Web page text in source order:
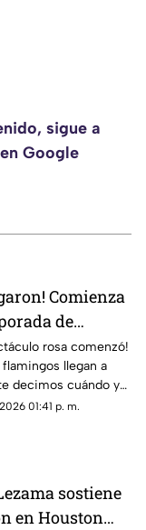
sigue a
Google
Comienza
de
en Holbox
rosa comenzó!
llegan a
decimos cuándo y
de esta
01:41 p. m.
sostiene
en Houston